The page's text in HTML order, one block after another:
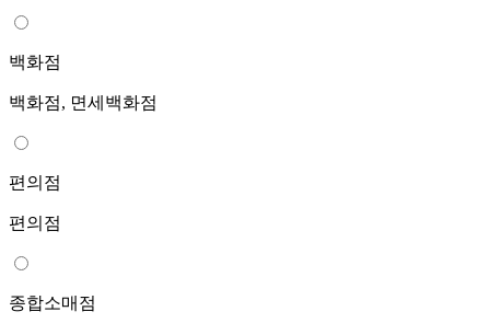
백화점
백화점, 면세백화점
편의점
편의점
종합소매점